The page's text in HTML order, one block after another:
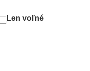
Len voľné